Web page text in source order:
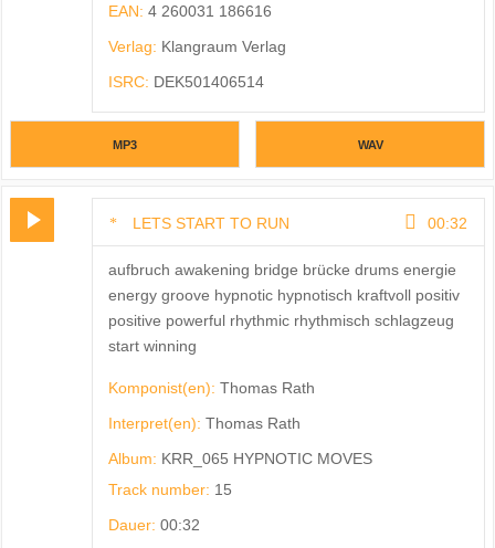
EAN: 4 260031 186616
Verlag: Klangraum Verlag
ISRC: DEK501406514
MP3 WAV
LETS START TO RUN 00:32
aufbruch awakening bridge brücke drums energie
energy groove hypnotic hypnotisch kraftvoll positiv
positive powerful rhythmic rhythmisch schlagzeug
start winning
Komponist(en): Thomas Rath
Interpret(en): Thomas Rath
Album: KRR_065 HYPNOTIC MOVES
Track number: 15
Dauer: 00:32